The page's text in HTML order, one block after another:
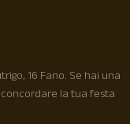
16 Fano. Se hai una
la tua festa